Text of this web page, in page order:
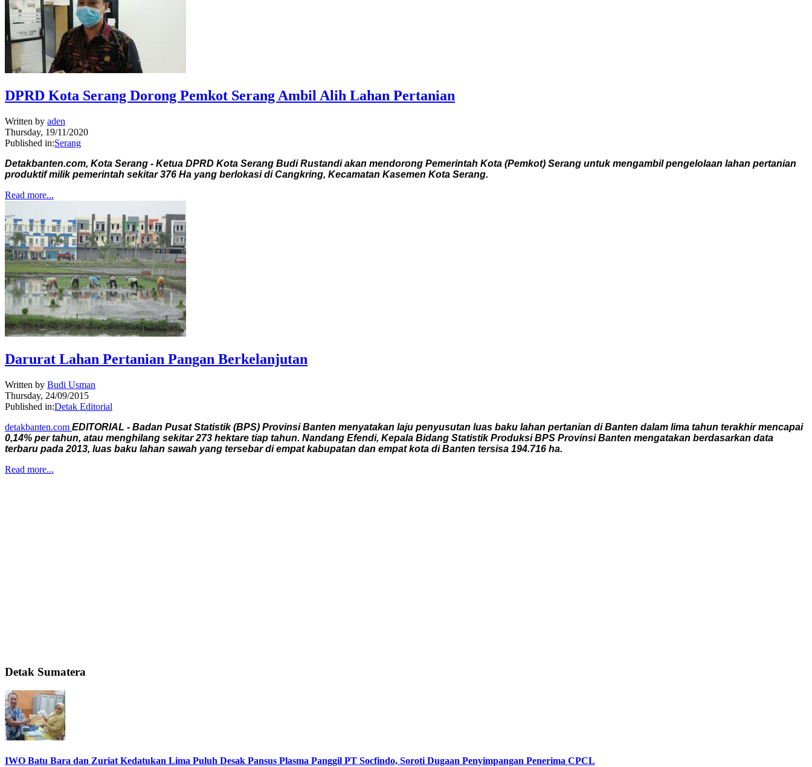
DPRD Kota Serang Dorong Pemkot Serang Ambil Alih Lahan Pertanian
Written by aden
Thursday, 19/11/2020
Published in:Serang
Detakbanten.com, Kota Serang - Ketua DPRD Kota Serang Budi Rustandi akan mendorong Pemerintah Kota (Pemkot) Serang untuk mengambil pengelolaan lahan pertanian
produktif milik pemerintah sekitar 376 Ha yang berlokasi di Cangkring, Kecamatan Kasemen Kota Serang.
Read more...
Darurat Lahan Pertanian Pangan Berkelanjutan
Written by Budi Usman
Thursday, 24/09/2015
Published in:Detak Editorial
detakbanten.com EDITORIAL - Badan Pusat Statistik (BPS) Provinsi Banten menyatakan laju penyusutan luas baku lahan pertanian di Banten dalam lima tahun terakhir mencapai
0,14% per tahun, atau menghilang sekitar 273 hektare tiap tahun. Nandang Efendi, Kepala Bidang Statistik Produksi BPS Provinsi Banten mengatakan berdasarkan data
terbaru pada 2013, luas baku lahan sawah yang tersebar di empat kabupatan dan empat kota di Banten tersisa 194.716 ha.
Read more...
Detak Sumatera
IWO Batu Bara dan Zuriat Kedatukan Lima Puluh Desak Pansus Plasma Panggil PT Socfindo, Soroti Dugaan Penyimpangan Penerima CPCL